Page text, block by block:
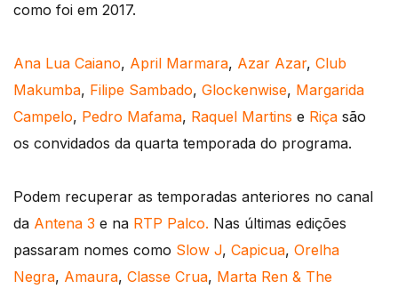
como foi em 2017.
Ana Lua Caiano, April Marmara, Azar Azar, Club
Makumba, Filipe Sambado, Glockenwise, Margarida
Campelo, Pedro Mafama, Raquel Martins e Riça são
os convidados da quarta temporada do programa.
Podem recuperar as temporadas anteriores no canal
da Antena 3 e na RTP Palco. Nas últimas edições
passaram nomes como Slow J, Capicua, Orelha
Negra, Amaura, Classe Crua, Marta Ren & The